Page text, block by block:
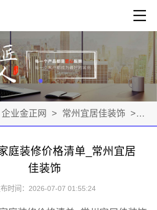
企业金正网 > 常州宜居佳装饰 > 招
庭装修价格清单_常州宜居
佳装饰
布时间：2026-07-07 01:55:24